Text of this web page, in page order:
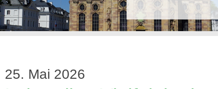
25. Mai 2026